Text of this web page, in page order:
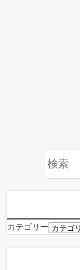
カテゴリー